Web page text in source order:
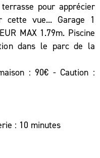
pour apprécier
vue... Garage 1
MAX 1.79m. Piscine
dans le parc de la
: 90€ - Caution :
: 10 minutes